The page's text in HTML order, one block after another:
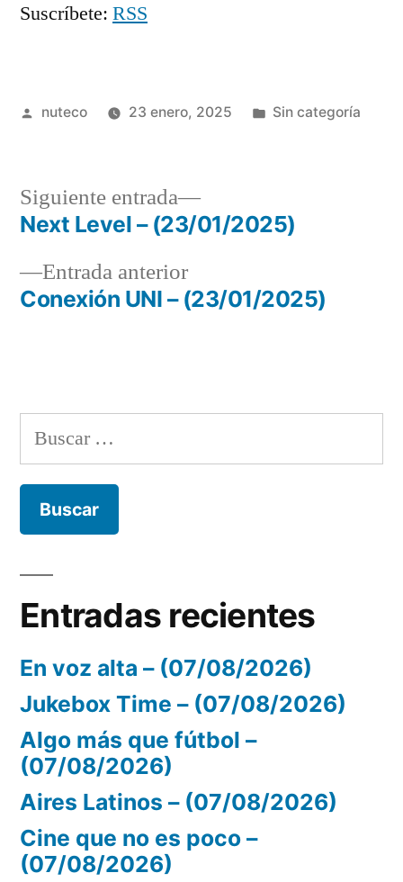
Suscríbete: RSS
Publicada
nuteco 23 enero, 2025
Publicada
Sin categoría
Navegación
deEntrada anteriorEntrada
anterior:
Conexión UNI – (23/01/2025)
Siguiente entrada
Siguiente
entrada:
Next Level – (23/01/2025)
Buscar:
Entradas recientes
En voz alta – (07/08/2026)
Jukebox Time – (07/08/2026)
Algo más que fútbol –
(07/08/2026)
Aires Latinos – (07/08/2026)
Cine que no es poco –
(07/08/2026)